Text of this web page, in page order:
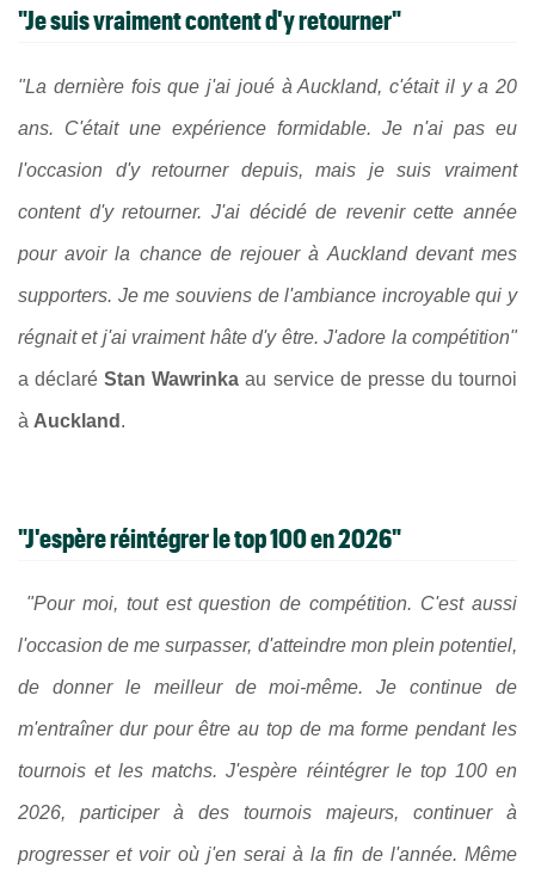
"Je suis vraiment content d'y retourner"
"La dernière fois que j'ai joué à Auckland, c'était il y a 20
ans. C'était une expérience formidable. Je n'ai pas eu
l'occasion d'y retourner depuis, mais je suis vraiment
content d'y retourner. J'ai décidé de revenir cette année
pour avoir la chance de rejouer à Auckland devant mes
supporters. Je me souviens de l'ambiance incroyable qui y
régnait et j'ai vraiment hâte d'y être. J'adore la compétition"
a déclaré Stan Wawrinkaau service de presse du tournoi
à Auckland .
"J'espère réintégrer le top 100 en 2026"
"Pour moi, tout est question de compétition. C'est aussi
l'occasion de me surpasser, d'atteindre mon plein potentiel,
de donner le meilleur de moi-même. Je continue de
m'entraîner dur pour être au top de ma forme pendant les
tournois et les matchs. J'espère réintégrer le top 100 en
2026, participer à des tournois majeurs, continuer à
progresser et voir où j'en serai à la fin de l'année. Même